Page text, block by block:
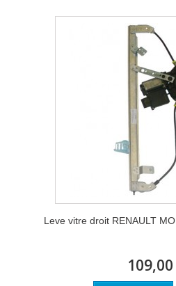
Leve vitre droit RENAULT